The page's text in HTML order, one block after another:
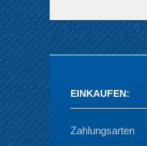
EINKAUFEN:
Zahlungsarten